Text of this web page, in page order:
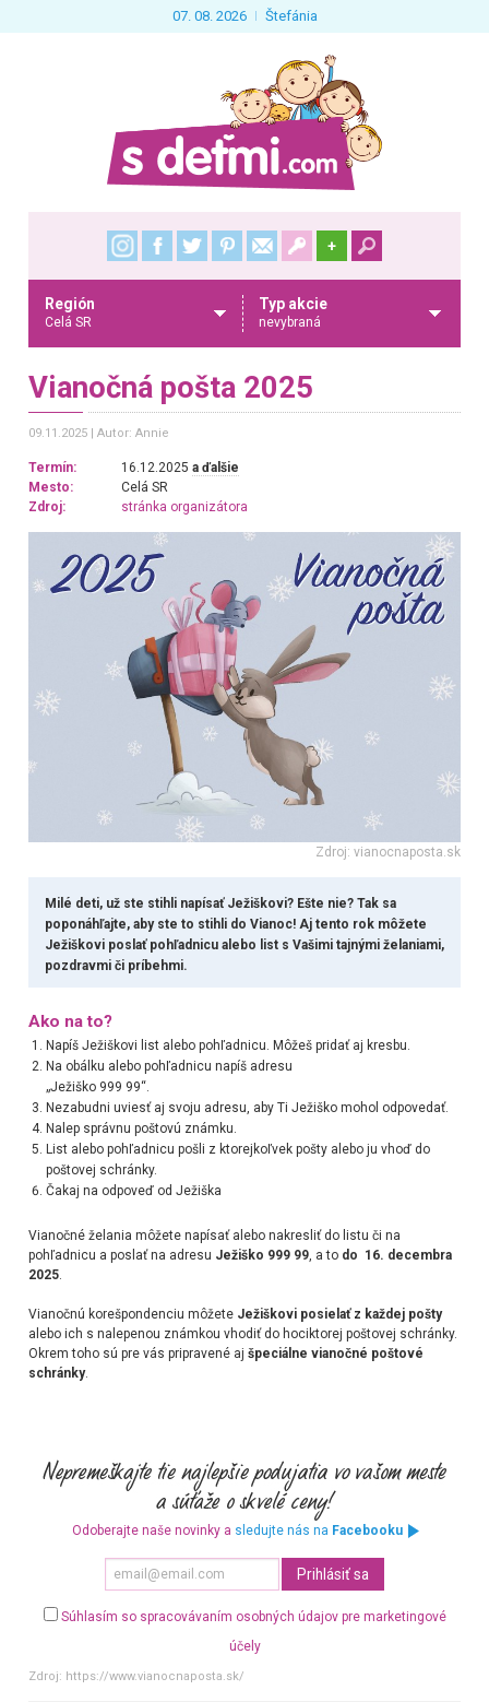
07. 08. 2026 Štefánia
+
Región
Celá SR
Typ akcie
nevybraná
Vianočná pošta 2025
09.11.2025 Autor: Annie
Termín: 16.12.2025a ďalšie
Mesto:
Celá SR
Zdroj:
stránka organizátora
Zdroj: vianocnaposta.sk
Milé deti, už ste stihli napísať Ježiškovi? Ešte nie? Tak sa
poponáhľajte, aby ste to stihli do Vianoc! Aj tento rok môžete
Ježiškovi poslať pohľadnicu alebo list s Vašimi tajnými želaniami,
pozdravmi či príbehmi.
Ako na to?
Napíš Ježiškovi list alebo pohľadnicu. Môžeš pridať aj kresbu.
Na obálku alebo pohľadnicu napíš adresu
„Ježiško 999 99“.
Nezabudni uviesť aj svoju adresu, aby Ti Ježiško mohol odpovedať.
Nalep správnu poštovú známku.
List alebo pohľadnicu pošli z ktorejkoľvek pošty alebo ju vhoď do
poštovej schránky.
Čakaj na odpoveď od Ježiška
Vianočné želania môžete napísať alebo nakresliť do listu či na
pohľadnicu a poslať na adresu Ježiško 999 99, a to do 16. decembra
2025.
Vianočnú korešpondenciu môžete Ježiškovi posielať z každej pošty
alebo ich s nalepenou známkou vhodiť do hociktorej poštovej schránky.
Okrem toho sú pre vás pripravené aj špeciálne vianočné poštové
schránky.
Odoberajte naše novinky a sledujte nás na Facebooku
Súhlasím so spracovávaním osobných údajov pre marketingové
účely
Zdroj: https://www.vianocnaposta.sk/